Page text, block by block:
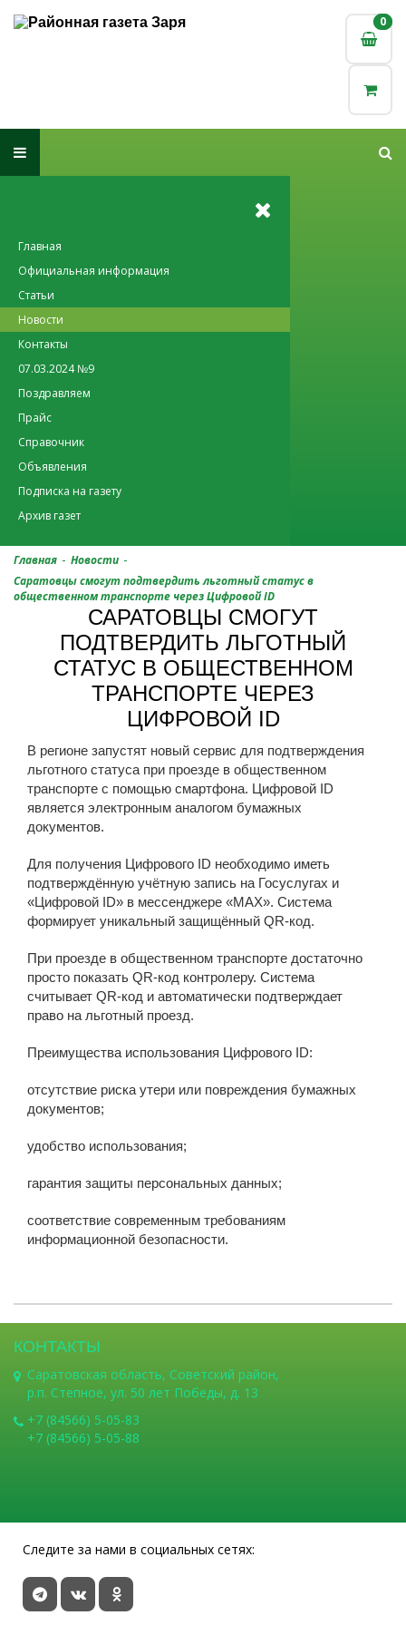
0
0
Главная
Официальная информация
Статьи
Новости
Контакты
07.03.2024 №9
Поздравляем
Прайс
Справочник
Объявления
Подписка на газету
Архив газет
Главная - Новости -
Саратовцы смогут подтвердить льготный статус в
общественном транспорте через Цифровой ID
САРАТОВЦЫ СМОГУТ
ПОДТВЕРДИТЬ ЛЬГОТНЫЙ
СТАТУС В ОБЩЕСТВЕННОМ
ТРАНСПОРТЕ ЧЕРЕЗ
ЦИФРОВОЙ ID
В регионе запустят новый сервис для подтверждения
льготного статуса при проезде в общественном
транспорте с помощью смартфона. Цифровой ID
является электронным аналогом бумажных
документов.
Для получения Цифрового ID необходимо иметь
подтверждённую учётную запись на Госуслугах и
«Цифровой ID» в мессенджере «MAX». Система
формирует уникальный защищённый QR‑код.
При проезде в общественном транспорте достаточно
просто показать QR‑код контролеру. Система
считывает QR‑код и автоматически подтверждает
право на льготный проезд.
Преимущества использования Цифрового ID:
отсутствие риска утери или повреждения бумажных
документов;
удобство использования;
гарантия защиты персональных данных;
соответствие современным требованиям
информационной безопасности.
КОНТАКТЫ
Саратовская область, Советский район,
р.п. Степное, ул. 50 лет Победы, д. 13
+7 (84566) 5-05-83
+7 (84566) 5-05-88
Следите за нами в социальных сетях: